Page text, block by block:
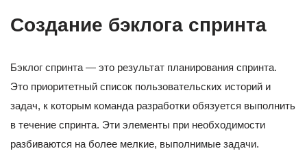
Создание бэклога спринта
Бэклог спринта — это результат планирования спринта.
Это приоритетный список пользовательских историй и
задач, к которым команда разработки обязуется выполнить
в течение спринта. Эти элементы при необходимости
разбиваются на более мелкие, выполнимые задачи.